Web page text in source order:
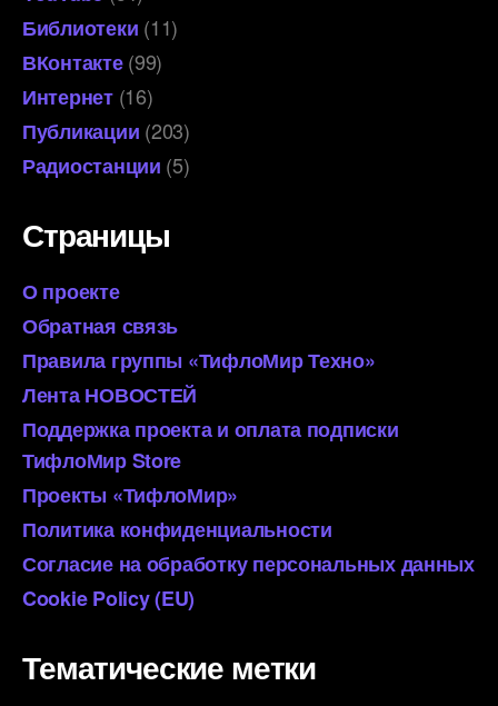
Библиотеки (11)
ВКонтакте(99)
Интернет(16)
Публикации (203)
Радиостанции (5)
Страницы
О проекте
Обратная связь
Правила группы «ТифлоМир Техно»
Лента НОВОСТЕЙ
Поддержка проекта и оплата подписки
ТифлоМир Store
Проекты «ТифлоМир»
Политика конфиденциальности
Согласие на обработку персональных данных
Cookie Policy (EU)
Тематические метки